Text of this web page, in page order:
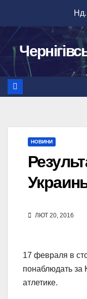
вмісту
НОВИНИ
ЛЮТ 20, 2016
17 февраля в
понаблюдать за
атлетике.